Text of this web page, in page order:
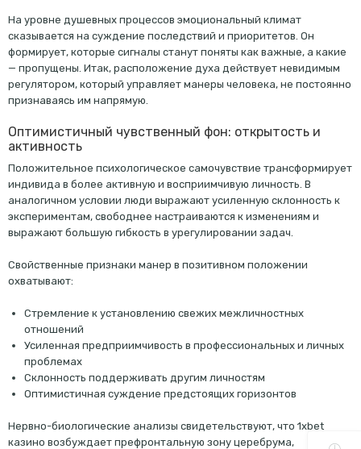
На уровне душевных процессов эмоциональный климат
сказывается на суждение последствий и приоритетов. Он
формирует, которые сигналы станут поняты как важные, а какие
— пропущены. Итак, расположение духа действует невидимым
регулятором, который управляет манеры человека, не постоянно
признаваясь им напрямую.
Оптимистичный чувственный фон: открытость и
активность
Положительное психологическое самочувствие трансформирует
индивида в более активную и восприимчивую личность. В
аналогичном условии люди выражают усиленную склонность к
экспериментам, свободнее настраиваются к изменениям и
выражают большую гибкость в урегулировании задач.
Свойственные признаки манер в позитивном положении
охватывают:
Стремление к установлению свежих межличностных
отношений
Усиленная предприимчивость в профессиональных и личных
проблемах
Склонность поддерживать другим личностям
Оптимистичная суждение предстоящих горизонтов
Нервно-биологические анализы свидетельствуют, что 1xbet
казино возбуждает префронтальную зону церебрума,